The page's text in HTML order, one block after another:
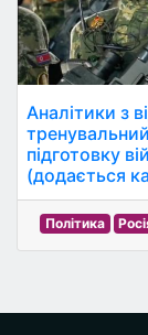
Аналітики з
підготовку
(додається
Політика